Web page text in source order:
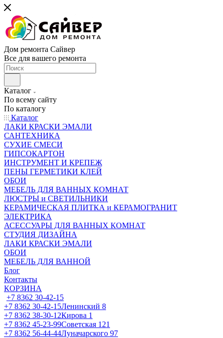
Дом ремонта Сайвер
Все для вашего ремонта
Каталог
По всему сайту
По каталогу
Каталог
ЛАКИ КРАСКИ ЭМАЛИ
САНТЕХНИКА
СУХИЕ СМЕСИ
ГИПСОКАРТОН
ИНСТРУМЕНТ И КРЕПЕЖ
ПЕНЫ ГЕРМЕТИКИ КЛЕЙ
ОБОИ
МЕБЕЛЬ ДЛЯ ВАННЫХ КОМНАТ
ЛЮСТРЫ и СВЕТИЛЬНИКИ
КЕРАМИЧЕСКАЯ ПЛИТКА и КЕРАМОГРАНИТ
ЭЛЕКТРИКА
АСЕССУАРЫ ДЛЯ ВАННЫХ КОМНАТ
СТУДИЯ ДИЗАЙНА
ЛАКИ КРАСКИ ЭМАЛИ
ОБОИ
МЕБЕЛЬ ДЛЯ ВАННОЙ
Блог
Контакты
КОРЗИНА
+7 8362 30-42-15
+7 8362 30-42-15Ленинский 8
+7 8362 38-30-12Кирова 1
+7 8362 45-23-99Советская 121
+7 8362 56-44-44Луначарского 97